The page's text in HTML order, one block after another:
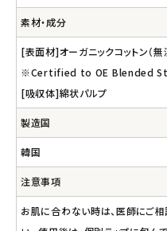
素材・成分
[表面材]オーガニックコットン（無
※Certified to OE Blended
[吸収体]綿状パルプ
製造国
韓国
注意事項
お肌に合わない時は、医師にご相